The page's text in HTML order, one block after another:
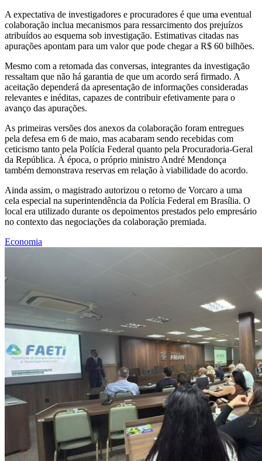
A expectativa de investigadores e procuradores é que uma eventual
colaboração inclua mecanismos para ressarcimento dos prejuízos
atribuídos ao esquema sob investigação. Estimativas citadas nas
apurações apontam para um valor que pode chegar a R$ 60 bilhões.
Mesmo com a retomada das conversas, integrantes da investigação
ressaltam que não há garantia de que um acordo será firmado. A
aceitação dependerá da apresentação de informações consideradas
relevantes e inéditas, capazes de contribuir efetivamente para o
avanço das apurações.
As primeiras versões dos anexos da colaboração foram entregues
pela defesa em 6 de maio, mas acabaram sendo recebidas com
ceticismo tanto pela Polícia Federal quanto pela Procuradoria-Geral
da República. À época, o próprio ministro André Mendonça
também demonstrava reservas em relação à viabilidade do acordo.
Ainda assim, o magistrado autorizou o retorno de Vorcaro a uma
cela especial na superintendência da Polícia Federal em Brasília. O
local era utilizado durante os depoimentos prestados pelo empresário
no contexto das negociações da colaboração premiada.
Economia